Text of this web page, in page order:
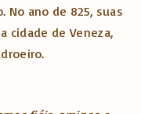
No ano de 825, suas
cidade de Veneza,